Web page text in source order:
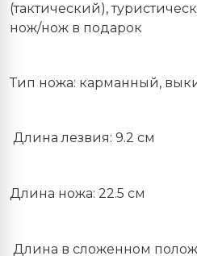
(тактический),
нож/нож в подарок
Тип ножа: карманный,
Длина лезвия: 9.2 см
Длина ножа: 22.5 см
Длина в сложенном